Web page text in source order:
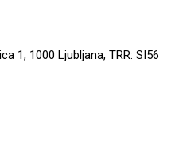
1, 1000 Ljubljana, TRR: SI56